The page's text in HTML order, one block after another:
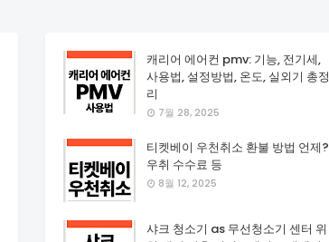
캐리어 에어컨 pmv: 기능, 전기세,
사용법, 설정방법, 온도, 실외기 총정
리
7월 28, 2025
티켓베이 우천취소 환불 방법 언제?
우취 수수료 등
8월 12, 2025
샤크 청소기 as 무선청소기 센터 위